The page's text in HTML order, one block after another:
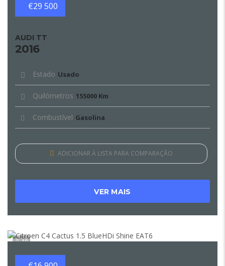
€29 500
AUDI TT
2016
Estado Usado
Quilómetros 155000 Km
Combustível Gasolina
ADICIONAR À LISTA PARA COMPARAÇÃO
VER MAIS
10